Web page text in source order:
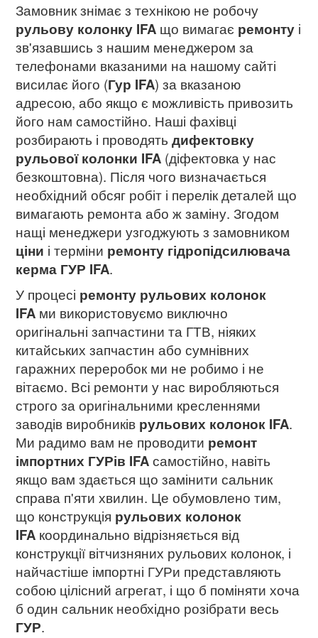
Замовник знімає з технікою не робочу
рульову колонку IFA що вимагає ремонту і
зв'язавшись з нашим менеджером за
телефонами вказаними на нашому сайті
висилає його (Гур IFA) за вказаною
адресою, або якщо є можливість привозить
його нам самостійно. Наші фахівці
розбирають і проводятьдифектовку
рульової колонки IFA (діфектовка у нас
безкоштовна). Після чого визначається
необхідний обсяг робіт і перелік деталей що
вимагають ремонта або ж заміну. Згодом
нащі менеджери узгоджують з замовником
ціни і терміни ремонту гідропідсилювача
керма ГУР IFA.
У процесі ремонту рульових колонок
IFA ми використовуємо виключно
оригінальні запчастини та ГТВ, ніяких
китайських запчастин або сумнівних
гаражних переробок ми не робимо і не
вітаємо. Всі ремонти у нас виробляються
строго за оригінальними кресленнями
заводів виробників рульових колонок IFA.
Ми радимо вам не проводити ремонт
імпортних ГУРів IFAсамостійно, навіть
якщо вам здається що замінити сальник
справа п'яти хвилин. Це обумовлено тим,
що конструкція рульових колонок
IFA координально відрізняється від
конструкції вітчизняних рульових колонок, і
найчастіше імпортні ГУРи представляють
собою цілісний агрегат, і що б поміняти хоча
б один сальник необхідно розібрати весь
ГУР.